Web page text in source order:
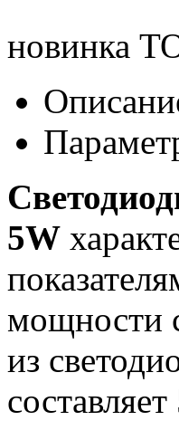
новинка
5W
мощности
из